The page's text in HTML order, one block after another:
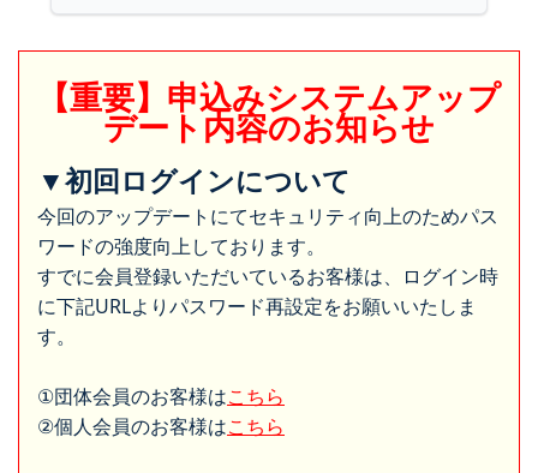
【重要】申込みシステムアップ
デート内容のお知らせ
▼初回ログインについて
今回のアップデートにてセキュリティ向上のためパス
ワードの強度向上しております。
すでに会員登録いただいているお客様は、ログイン時
に下記URLよりパスワード再設定をお願いいたしま
す。
①団体会員のお客様はこちら
②個人会員のお客様はこちら